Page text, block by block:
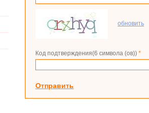
обновить
Код подтверждения(6 символа (ов)) *
Отправить